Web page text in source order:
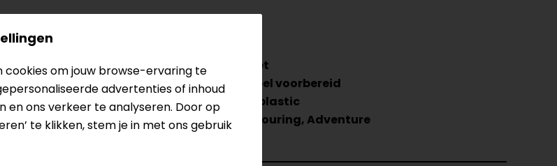
Kleur
Antraciet
Communicatie
Universeel voorbereid
Materiaal
Thermoplastic
Rijstijl
Urban, Touring, Adventure
cookies om jouw browse-ervaring te
advertenties of inhoud
en ons verkeer te analyseren. Door op
te klikken, stem je in met ons gebruik